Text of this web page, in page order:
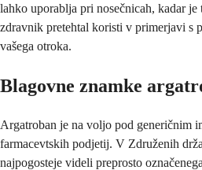
lahko uporablja pri nosečnicah, kadar
zdravnik pretehtal koristi v primerjavi s
vašega otroka.
Blagovne znamke
Argatroban je na voljo pod generičnim
farmacevtskih podjetij. V Združenih
najpogosteje videli preprosto